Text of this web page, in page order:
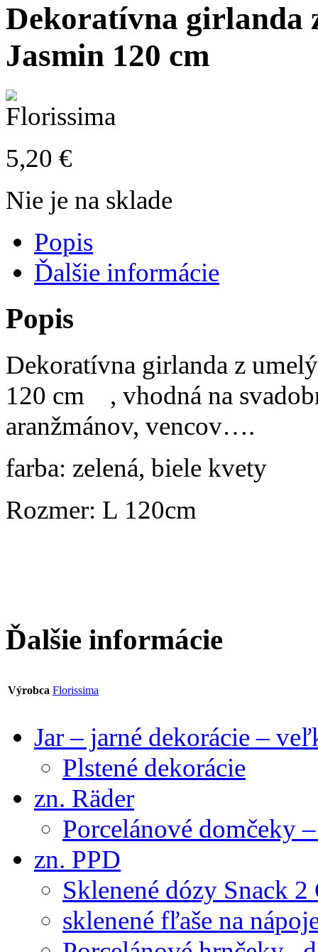
Dekoratívna girlanda
Jasmin 120 cm
5,20 €
Nie je na sklade
Popis
Ďalšie informácie
Popis
Dekoratívna girlanda z
120 cm , vhodná na
aranžmánov, vencov….
farba: zelená, biele kvety
Rozmer: L 120cm
Ďalšie informácie
Výrobca Florissima
Jar – jarné dekorácie –
Plstené dekorácie
zn. Räder
Porcelánové domčeky
zn. PPD
Sklenené dózy Snack 2
sklenené fľaše na